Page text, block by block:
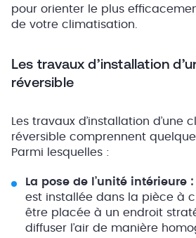
pour orienter le plus
de votre climatisation.
Les travaux d’installation
réversible
Les travaux d’installation d’une
réversible comprennent
Parmi lesquelles :
La pose de l’unité intérieure :
est installée dans la pièce à
être placée à un endroit
diffuser l’air de manière